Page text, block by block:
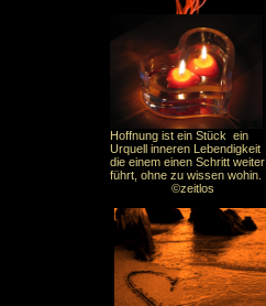
Hoffnung ist ein Stück ein
Urquell inneren Lebendigkeit
die einem einen Schritt weiter
führt, ohne zu wissen wohin.
©zeitlos